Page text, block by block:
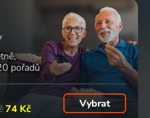
pořadů
74 Kč Vybrat